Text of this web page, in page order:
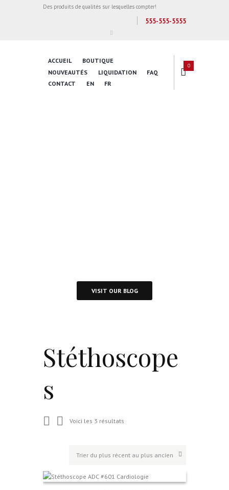
Des produits de qualités sur lesquelles compter!
555-555-5555
ACCUEIL
BOUTIQUE
NOUVEAUTÉS
LIQUIDATION
FAQ
CONTACT
EN FR
0
VISIT OUR BLOG
Stéthoscope
s
Voici les 3 résultats